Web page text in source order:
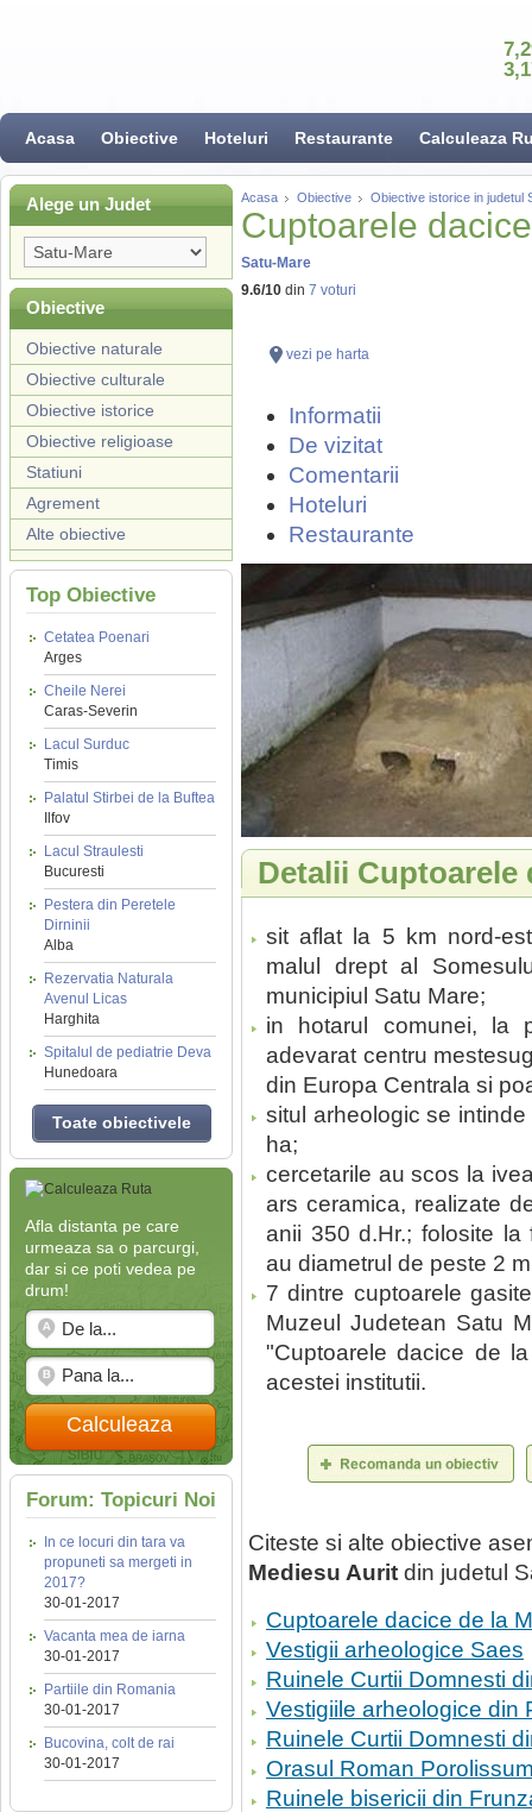
Acasa Obiective Hoteluri Restaurante Calculeaza
Alege un Judet
Obiective
Obiective naturale
Obiective culturale
Obiective istorice
Obiective religioase
Statiuni
Agrement
Alte obiective
Top Obiective
Cetatea Poenari
Arges
Cheile Nerei
Caras-Severin
Lacul Surduc
Timis
Palatul Stirbei de la Buftea
Ilfov
Lacul Straulesti
Bucuresti
Pestera din Peretele
Dirninii
Alba
Rezervatia Naturala
Avenul Licas
Harghita
Spitalul de pediatrie Deva
Hunedoara
Toate obiectivele
Afla distanta pe care
urmeaza sa o parcurgi,
dar si ce poti vedea pe
drum!
Calculeaza
Forum: Topicuri Noi
In ce locuri din tara va
propuneti sa mergeti in
2017?
30-01-2017
Vacanta mea de iarna
30-01-2017
Partiile din Romania
30-01-2017
Bucovina, colt de rai
30-01-2017
Acasa Obiective Obiective istorice in judetul
Cuptoarele
Satu-Mare
9.6/10 din 7 voturi
vezi pe harta
Informatii
De vizitat
Comentarii
Hoteluri
Restaurante
Detalii Cuptoarele
sit aflat la 5 km nord-
malul drept al
municipiul Satu Mare;
in hotarul comunei, la
adevarat centru
din Europa Centrala si
situl arheologic se
ha;
cercetarile au scos la
ars ceramica, realizate
anii 350 d.Hr.; folosite la
au diametrul de peste 2
7 dintre cuptoarele
Muzeul Judetean Satu
"Cuptoarele dacice de
acestei institutii.
Citeste si alte obiective
Mediesu Aurit din judetul
Cuptoarele dacice de la
Vestigii arheologice Saes
Ruinele Curtii Domnesti
Vestigiile arheologice din
Ruinele Curtii Domnesti
Orasul Roman
Ruinele bisericii din